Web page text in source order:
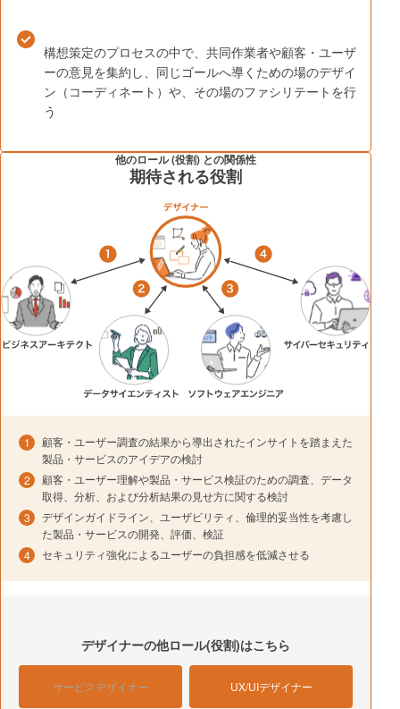
構想策定のプロセスの中で、共同作業者や顧客・ユーザ
ーの意見を集約し、同じゴールへ導くための場のデザイ
ン（コーディネート）や、その場のファシリテートを行
う
他のロール (役割) との関係性
期待される役割
顧客・ユーザー調査の結果から導出されたインサイトを踏まえた
製品・サービスのアイデアの検討
顧客・ユーザー理解や製品・サービス検証のための調査、データ
取得、分析、および分析結果の見せ方に関する検討
デザインガイドライン、ユーザビリティ、倫理的妥当性を考慮し
た製品・サービスの開発、評価、検証
セキュリティ強化によるユーザーの負担感を低減させる
デザイナーの他ロール(役割)はこちら
サービスデザイナー UX/UIデザイナー